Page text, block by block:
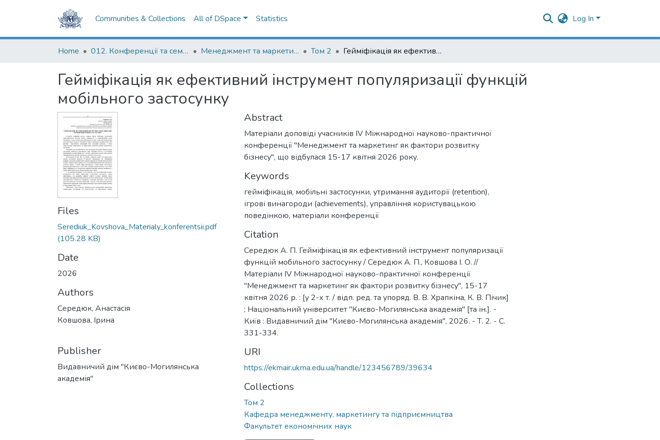
Communities & Collections All of DSpace Statistics Log In
Home 012. Конференції та семінари НаУКМА Менеджмент та маркетинг як фактори розвитку бізнесу : матеріали ІV Міжнародної науково-практичної конференції 15-17 квітня 2026 р. Том 2 Гейміфікація як ефективний інструмент популяризації функцій мобільного застосунку
Гейміфікація як ефективний інструмент популяризації функцій
мобільного застосунку
Files
Serediuk_Kovshova_Materialy_konferentsii.pdf
(105.28 KB)
Date
2026
Authors
Середюк, Анастасія
Ковшова, Ірина
Publisher
Видавничий дім "Києво-Могилянська
академія"
Abstract
Матеріали доповіді учасників IV Міжнародної науково-практичної
конференції "Менеджмент та маркетинг як фактори розвитку
бізнесу", що відбулася 15-17 квітня 2026 року.
Keywords
гейміфікація, мобільні застосунки, утримання аудиторії (retention),
ігрові винагороди (achievements), управління користувацькою
поведінкою, матеріали конференції
Citation
Середюк А. П. Гейміфікація як ефективний інструмент популяризації
функцій мобільного застосунку / Середюк А. П., Ковшова І. О. //
Матеріали ІV Міжнародної науково-практичної конференції
"Менеджмент та маркетинг як фактори розвитку бізнесу", 15-17
квітня 2026 р. : [у 2-х т. / відп. ред. та упоряд. В. В. Храпкіна, К. В. Пічик]
; Національний університет "Києво-Могилянська академія" [та ін.]. -
Київ : Видавничий дім "Києво-Могилянська академія", 2026. - Т. 2. - С.
331-334.
URI
https://ekmair.ukma.edu.ua/handle/123456789/39634
Collections
Том 2
Кафедра менеджменту, маркетингу та підприємництва
Факультет економічних наук